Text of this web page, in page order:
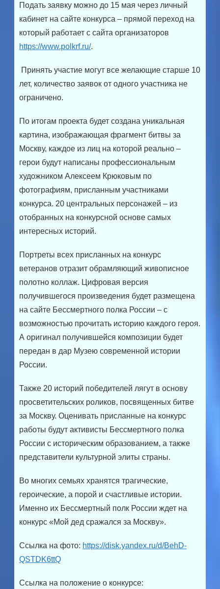
Подать заявку можно до 15 мая через личный
кабинет на сайте конкурса – прямой переход на
который работает с сайта организаторов
https://www.polkrf.ru/.
Принять участие могут все желающие старше 10
лет, количество заявок от одного участника не
ограничено.
По итогам проекта будет создана уникальная
картина, изображающая фрагмент битвы за
Москву, каждое из лиц на которой реально –
герои будут написаны профессиональным
художником Алексеем Крюковым по
фотографиям, присланным участниками
конкурса. 20 центральных персонажей – из
отобранных на конкурсной основе самых
интересных историй.
Портреты всех присланных на конкурс
ветеранов отразит обрамляющий живописное
полотно коллаж. Цифровая версия
получившегося произведения будет размещена
на сайте Бессмертного полка России – с
возможностью прочитать историю каждого героя.
А оригинал получившейся композиции будет
передан в дар Музею современной истории
России.
Также 20 историй победителей лягут в основу
просветительских роликов, посвященных битве
за Москву. Оценивать присланные на конкурс
работы будут активисты Бессмертного полка
России с историческим образованием, а также
представители культурной элиты страны.
Во многих семьях хранятся трагические,
героические, а порой и счастливые истории.
Именно их Бессмертный полк России ждет на
конкурс «Мой дед сражался за Москву».
Ссылка на фото: https://disk.yandex.ru/d/BehD-
QSTDK6ttQ
Ссылка на положение о конкурсе: